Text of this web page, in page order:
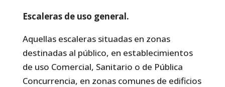
Escaleras de uso general.
Aquellas escaleras situadas en zonas
destinadas al público, en establecimientos
de uso Comercial, Sanitario o de Pública
Concurrencia, en zonas comunes de edificios